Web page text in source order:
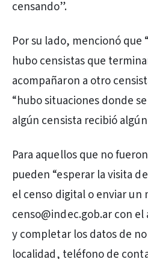
censando”.
Por su lado, mencionó que
hubo censistas que
acompañaron a otro
“hubo situaciones donde
algún censista recibió
Para aquellos que no
pueden “esperar la visita
el censo digital o enviar un
censo@indec.gob.ar con
y completar los datos de
localidad, teléfono de